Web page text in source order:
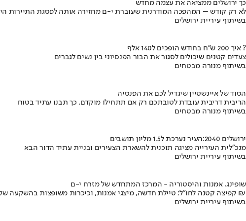
כך ירושלים ממציאה את עצמה מחדש
לא רק קודש – המהפכה המודרנית שעוברת י-ם מחזירה אותה לפסגת התיירות
בשיתוף עיריית ירושלים
איך 200 ש"ח בחודש הופכים ל140 אלף ?
צעדים קטנים שיכולים לסגור את הבור הפנסיוני בין נשים לגברים
בשיתוף מנורה מבטחים
הסוד של איינשטיין שיגדיל לכם את הפנסיה
הריבית דריבית עובדת לטובתכם רק אם תתחילו מוקדם. כך תבנו עתיד בטוח
בשיתוף מנורה מבטחים
ירושלים 2040:העיר נערכת ל1.5 מליון תושבים
מנכ"לית העירייה מציגה תוכנית להשארת הצעירים ובניית עתיד הדור הבא
בשיתוף עיריית ירושלים
שופינג, אמנות והיסטוריה - המרכז המתחדש של מזרח י-ם
קפיצה קטנה לחו"ל: טיילת חדשה, מיצגי אמנות, וכיכרות משופצות בהשקעה של 100 מיליון ₪
בשיתוף עיריית ירושלים